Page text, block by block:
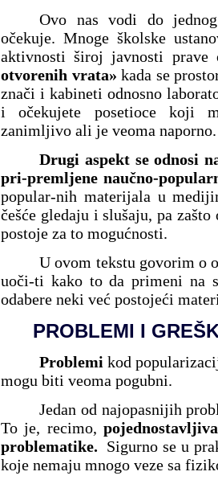
Ovo nas vodi do
očekuje. Mnoge školske
aktivnosti široj javnosti
otvorenih vrata» kada se
znači i kabineti odnosno
i očekujete posetioce koji
zanimljivo ali je veoma naporno.
Drugi aspekt se odnosi
pri-premljene naučno-
popular-nih materijala u
češće gledaju i slušaju, pa
postoje za to mogućnosti.
U ovom tekstu govorim o
uoči-ti kako to da primeni na
odabere neki već postojeći
PROBLEMI I
Problemi kod
mogu biti veoma pogubni.
Jedan od najopasnijih
To je, recimo,
problematike. Sigurno se u
koje nemaju mnogo veze sa